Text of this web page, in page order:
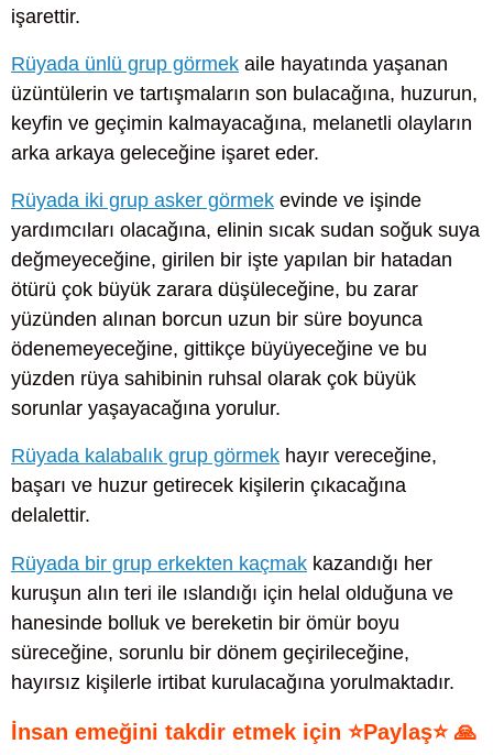
işarettir.
Rüyada ünlü grup görmek aile hayatında yaşanan
üzüntülerin ve tartışmaların son bulacağına, huzurun,
keyfin ve geçimin kalmayacağına, melanetli olayların
arka arkaya geleceğine işaret eder.
Rüyada iki grup asker görmek evinde ve işinde
yardımcıları olacağına, elinin sıcak sudan soğuk suya
değmeyeceğine, girilen bir işte yapılan bir hatadan
ötürü çok büyük zarara düşüleceğine, bu zarar
yüzünden alınan borcun uzun bir süre boyunca
ödenemeyeceğine, gittikçe büyüyeceğine ve bu
yüzden rüya sahibinin ruhsal olarak çok büyük
sorunlar yaşayacağına yorulur.
Rüyada kalabalık grup görmek hayır vereceğine,
başarı ve huzur getirecek kişilerin çıkacağına
delalettir.
Rüyada bir grup erkekten kaçmak kazandığı her
kuruşun alın teri ile ıslandığı için helal olduğuna ve
hanesinde bolluk ve bereketin bir ömür boyu
süreceğine, sorunlu bir dönem geçirileceğine,
hayırsız kişilerle irtibat kurulacağına yorulmaktadır.
İnsan emeğini takdir etmek için ⭐Paylaş⭐ 🙏